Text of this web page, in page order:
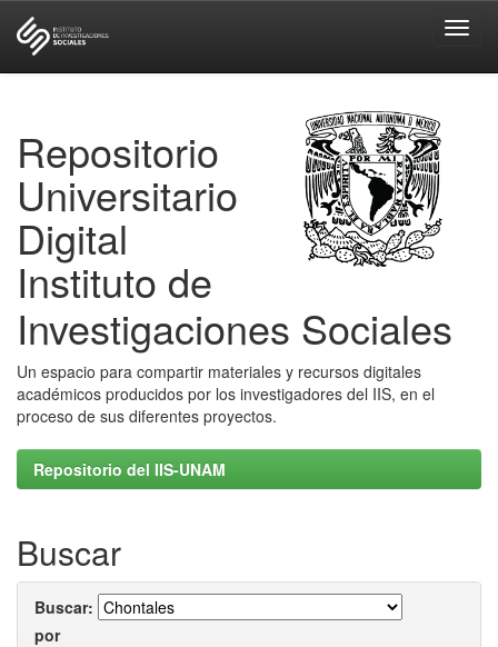
Repositorio
Universitario
Digital
Instituto de
Investigaciones Sociales
Un espacio para compartir materiales y recursos digitales
académicos producidos por los investigadores del IIS, en el
proceso de sus diferentes proyectos.
Repositorio del IIS-UNAM
Buscar
Buscar:
por